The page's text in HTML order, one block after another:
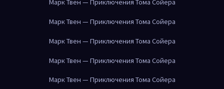
Марк Твен — Приключения Тома Сойера
Марк Твен — Приключения Тома Сойера
Марк Твен — Приключения Тома Сойера
Марк Твен — Приключения Тома Сойера